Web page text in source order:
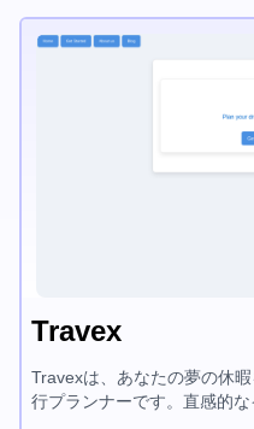
Travex
Travexは、あなたの夢の休
行プランナーです。直感的な